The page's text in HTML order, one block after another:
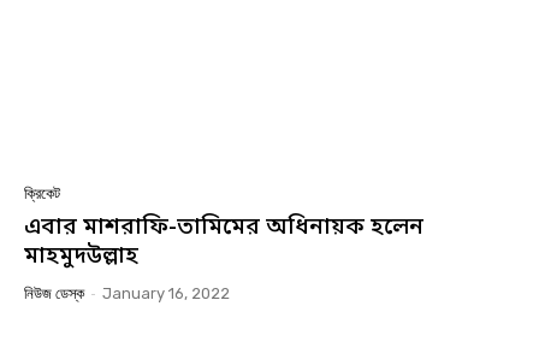
ক্রিকেট
এবার মাশরাফি-তামিমের অধিনায়ক হলেন
মাহমুদউল্লাহ
নিউজ ডেস্ক - January 16, 2022